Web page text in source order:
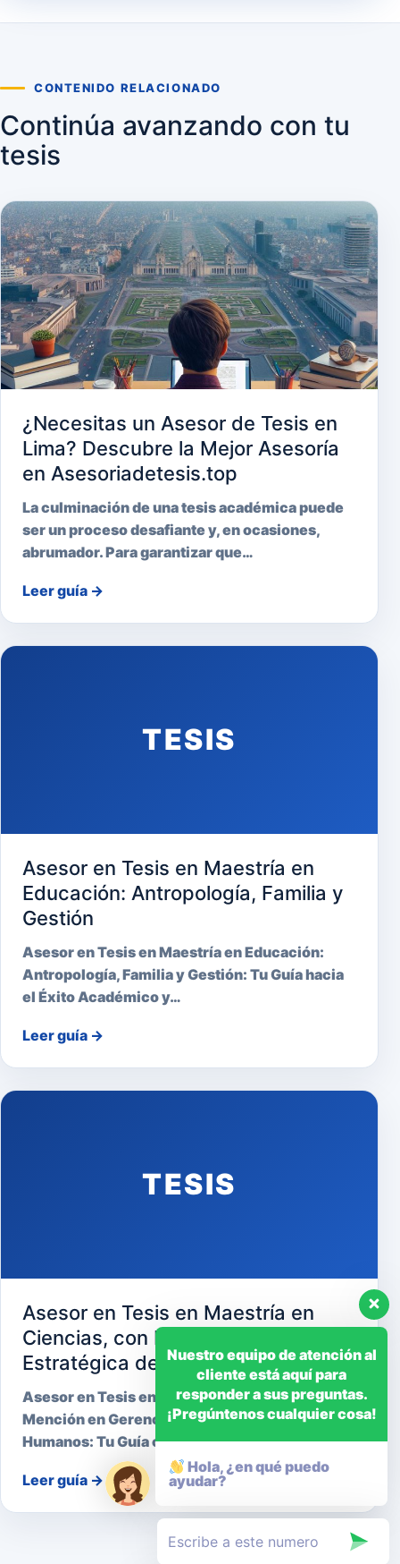
CONTENIDO RELACIONADO
Continúa avanzando con tu
tesis
¿Necesitas un Asesor de Tesis en
Lima? Descubre la Mejor Asesoría
en Asesoriadetesis.top
La culminación de una tesis académica puede
ser un proceso desafiante y, en ocasiones,
abrumador. Para garantizar que…
Leer guía →
TESIS
Asesor en Tesis en Maestría en
Educación: Antropología, Familia y
Gestión
Asesor en Tesis en Maestría en Educación:
Antropología, Familia y Gestión: Tu Guía hacia
el Éxito Académico y…
Leer guía →
TESIS
Asesor en Tesis en Maestría en
Ciencias, con Mención en Gerencia
Estratégica de Recursos Humanos
Asesor en Tesis en Maestría en Ciencias, con
Mención en Gerencia Estratégica de Recursos
Humanos: Tu Guía cara…
Leer guía →
Nuestro equipo de atención al
cliente está aquí para
responder a sus preguntas.
¡Pregúntenos cualquier cosa!
Hola, ¿en qué puedo
ayudar?